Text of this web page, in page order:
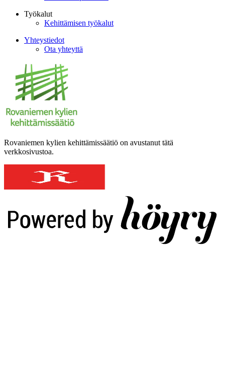
Työkalut
Kehittämisen työkalut
Yhteystiedot
Ota yhteyttä
Rovaniemen kylien kehittämissäätiö on avustanut tätä
verkkosivustoa.